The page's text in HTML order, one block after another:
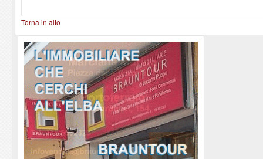
Torna in alto